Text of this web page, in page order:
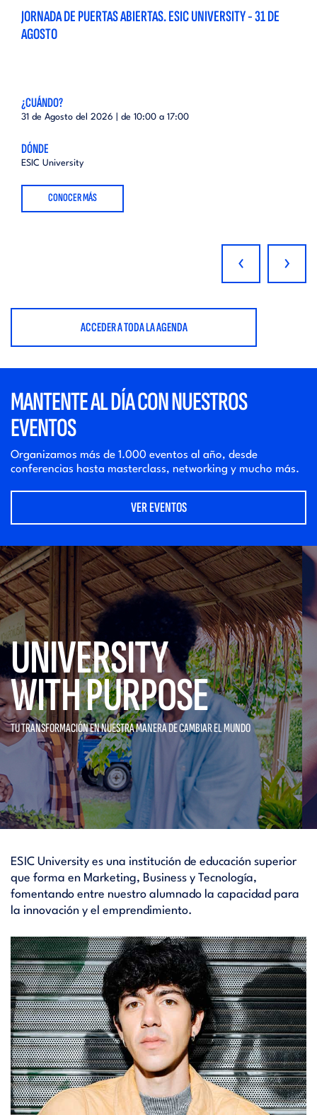
JORNADA DE PUERTAS ABIERTAS. ESIC UNIVERSITY - 31 DE
AGOSTO
¿CUÁNDO?
31 de Agosto del 2026 | de 10:00 a 17:00
DÓNDE
ESIC University
CONOCER MÁS
‹ ›
ACCEDER A TODA LA AGENDA
MANTENTE AL DÍA CON NUESTROS
EVENTOS
Organizamos más de 1.000 eventos al año, desde
conferencias hasta masterclass, networking y mucho más.
VER EVENTOS
UNIVERSITY
WITH PURPOSE
TU TRANSFORMACIÓN EN NUESTRAMANERA DE CAMBIAR EL MUNDO
ESIC University es una institución de educación superior
que forma en Marketing, Business y Tecnología,
fomentando entre nuestro alumnado la capacidad para
la innovación y el emprendimiento.